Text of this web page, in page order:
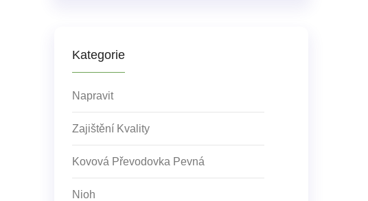
Kategorie
Napravit
Zajištění Kvality
Kovová Převodovka Pevná
Nioh